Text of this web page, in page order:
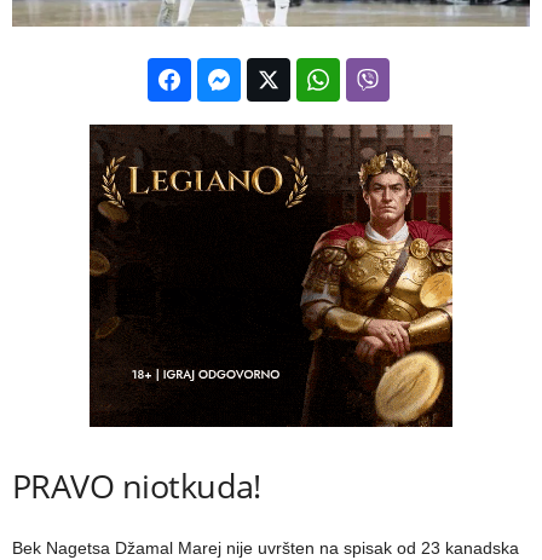
PRAVO niotkuda!
Bek Nagetsa Džamal Marej nije uvršten na spisak od 23 kanadska